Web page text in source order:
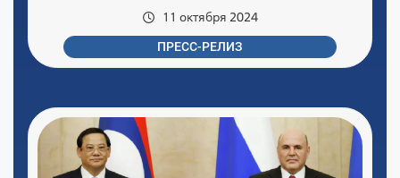
11 октября 2024
ПРЕСС-РЕЛИЗ